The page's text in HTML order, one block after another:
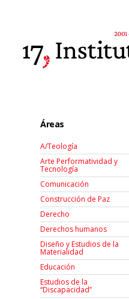
Áreas
A/Teología
Arte Performatividad y
Tecnología
Comunicación
Construcción de Paz
Derecho
Derechos humanos
Diseño y Estudios de la
Materialidad
Educación
Estudios de la
“Discapacidad”